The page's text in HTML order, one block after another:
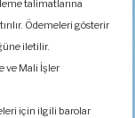
talimatlarına
Ödemeleri gösterir
iletilir.
ve Mali İşler
için ilgili barolar